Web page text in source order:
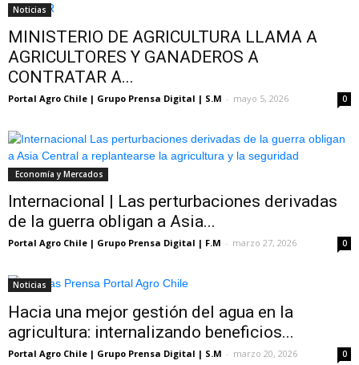
Noticias
MINISTERIO DE AGRICULTURA LLAMA A
AGRICULTORES Y GANADEROS A
CONTRATAR A...
Portal Agro Chile | Grupo Prensa Digital | S.M - mayo 5, 2026 0
Economía y Mercados
Internacional | Las perturbaciones derivadas
de la guerra obligan a Asia...
Portal Agro Chile | Grupo Prensa Digital | F.M - marzo 27, 2026 0
Noticias
Hacia una mejor gestión del agua en la
agricultura: internalizando beneficios...
Portal Agro Chile | Grupo Prensa Digital | S.M - marzo 20, 2026 0